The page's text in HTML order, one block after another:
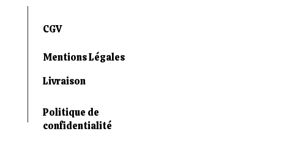
CGV
Mentions Légales
Livraison
Politique de
confidentialité